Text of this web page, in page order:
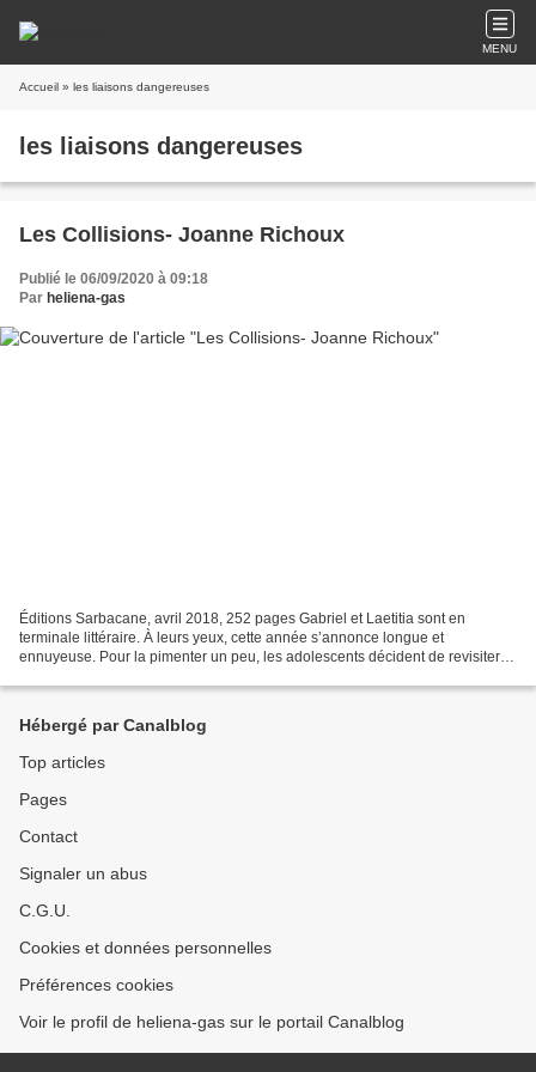
MENU
Accueil » les liaisons dangereuses
les liaisons dangereuses
Les Collisions- Joanne Richoux
Publié le 06/09/2020 à 09:18
Par heliena-gas
Éditions Sarbacane, avril 2018, 252 pages Gabriel et Laetitia sont en
terminale littéraire. À leurs yeux, cette année s’annonce longue et
ennuyeuse. Pour la pimenter un peu, les adolescents décident de revisiter
Hébergé par Canalblog
Top articles
Pages
Contact
Signaler un abus
C.G.U.
Cookies et données personnelles
Préférences cookies
Voir le profil de heliena-gas sur le portail Canalblog